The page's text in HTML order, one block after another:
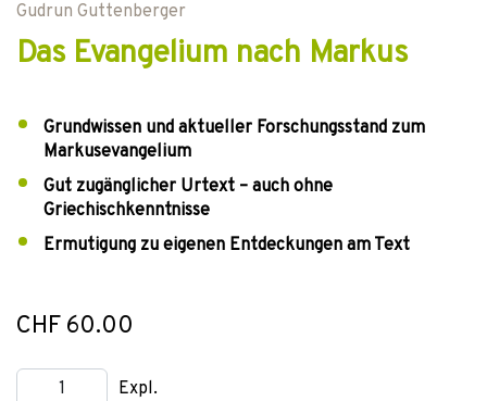
Gudrun Guttenberger
Das Evangelium nach Markus
Grundwissen und aktueller Forschungsstand zum
Markusevangelium
Gut zugänglicher Urtext – auch ohne
Griechischkenntnisse
Ermutigung zu eigenen Entdeckungen am Text
CHF 60.00
Expl.